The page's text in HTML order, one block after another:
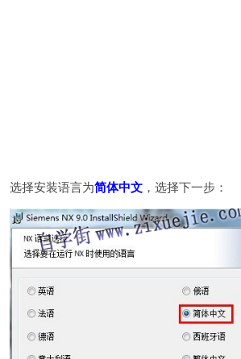
选择安装语言为简体中文 ，选择下一步：